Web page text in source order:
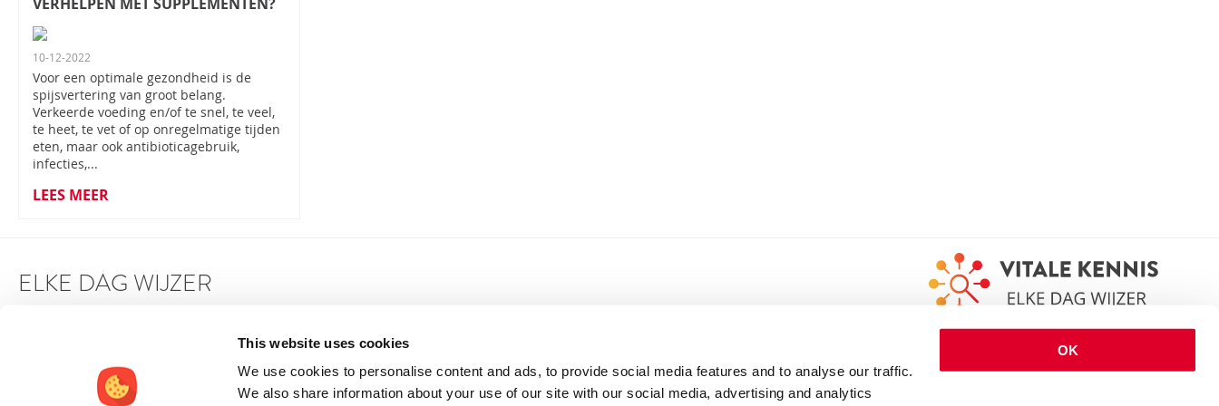
This website uses cookies
We use cookies to personalise content and ads, to provide social media features and to analyse our traffic.
We also share information about your use of our site with our social media, advertising and analytics
OK
VERHELPEN MET SUPPLEMENTEN?
10-12-2022
Voor een optimale gezondheid is de
spijsvertering van groot belang.
Verkeerde voeding en/of te snel, te veel,
te heet, te vet of op onregelmatige tijden
eten, maar ook antibioticagebruik,
infecties,...
LEES MEER
ELKE DAG WIJZER
NEEM CONTACT MET ONS OP